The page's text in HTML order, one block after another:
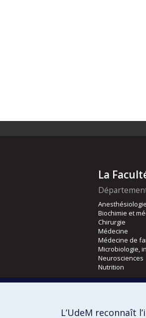
La
Biochimie et
Chirurgie
Médecine
Médecine de
Microbiologie,
Neurosciences
Nutrition
Orthophonie
L’UdeM reconnaît